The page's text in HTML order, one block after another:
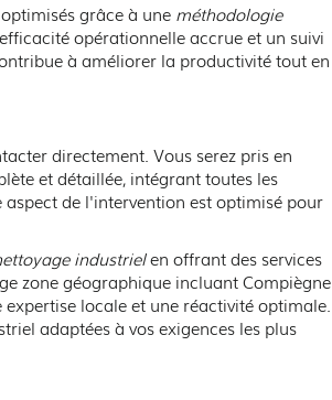
grâce à une méthodologie
opérationnelle accrue et un suivi
à améliorer la productivité tout en
directement. Vous serez pris en
et détaillée, intégrant toutes les
de l'intervention est optimisé pour
industrielen offrant des services
zone géographique incluant Compiègne
locale et une réactivité optimale.
adaptées à vos exigences les plus